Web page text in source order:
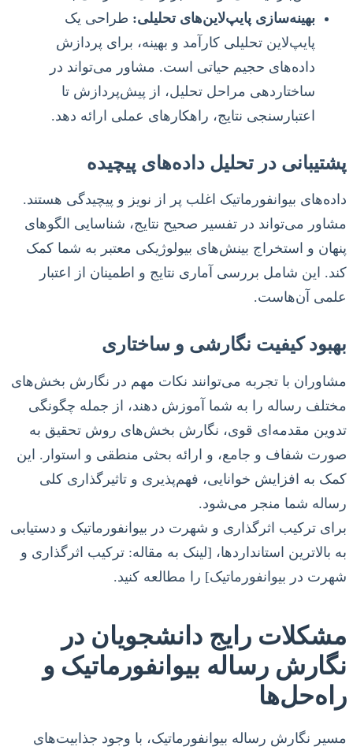
بهینه‌سازی پایپ‌لاین‌های تحلیلی: طراحی یک
پایپ‌لاین تحلیلی کارآمد و بهینه، برای پردازش
داده‌های حجیم حیاتی است. مشاور می‌تواند در
ساختاردهی مراحل تحلیل، از پیش‌پردازش تا
اعتبارسنجی نتایج، راهکارهای عملی ارائه دهد.
پشتیبانی در تحلیل داده‌های پیچیده
داده‌های بیوانفورماتیک اغلب پر از نویز و پیچیدگی هستند.
مشاور می‌تواند در تفسیر صحیح نتایج، شناسایی الگوهای
پنهان و استخراج بینش‌های بیولوژیکی معتبر به شما کمک
کند. این شامل بررسی آماری نتایج و اطمینان از اعتبار
علمی آن‌هاست.
بهبود کیفیت نگارشی و ساختاری
مشاوران با تجربه می‌توانند نکات مهم در نگارش بخش‌های
مختلف رساله را به شما آموزش دهند، از جمله چگونگی
تدوین مقدمه‌ای قوی، نگارش بخش‌های روش تحقیق به
صورت شفاف و جامع، و ارائه بحثی منطقی و استوار. این
کمک به افزایش خوانایی، فهم‌پذیری و تاثیرگذاری کلی
رساله شما منجر می‌شود.
برای ترکیب اثرگذاری و شهرت در بیوانفورماتیک و دستیابی
به بالاترین استانداردها، [لینک به مقاله: ترکیب اثرگذاری و
شهرت در بیوانفورماتیک] را مطالعه کنید.
مشکلات رایج دانشجویان در
نگارش رساله بیوانفورماتیک و
راه‌حل‌ها
مسیر نگارش رساله بیوانفورماتیک، با وجود جذابیت‌های